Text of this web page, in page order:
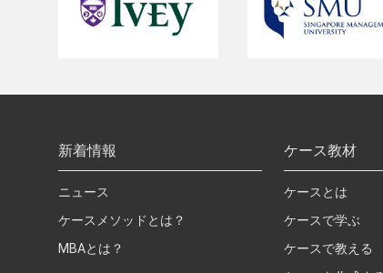
新着情報
ニュース
ケースメソッドとは？
MBAとは？
ケース教材
ケースとは
ケースで学ぶ
ケースで教える